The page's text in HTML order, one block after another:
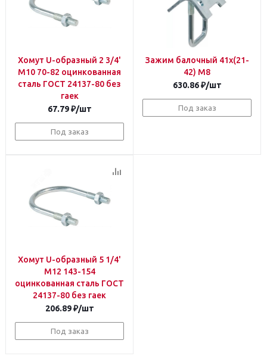
Хомут U-образный 2 3/4'
М10 70-82 оцинкованная
сталь ГОСТ 24137-80 без
гаек
67.79₽/шт
Под заказ
Зажим балочный 41х(21-
42) M8
630.86₽/шт
Под заказ
Хомут U-образный 5 1/4'
М12 143-154
оцинкованная сталь ГОСТ
24137-80 без гаек
206.89₽/шт
Под заказ